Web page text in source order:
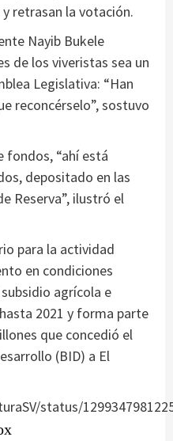
retrasan la votación.
Nayib Bukele
de los viveristas sea un
Legislativa: “Han
reconcérselo”, sostuvo
fondos, “ahí está
depositado en las
Reserva”, ilustró el
para la actividad
en condiciones
agrícola e
2021 y forma parte
que concedió el
(BID) a El
status/